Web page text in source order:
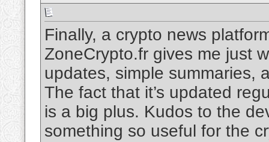
Finally, a crypto news
ZoneCrypto.fr gives me just
updates, simple summaries,
The fact that it’s updated
is a big plus. Kudos to the
something so useful for the